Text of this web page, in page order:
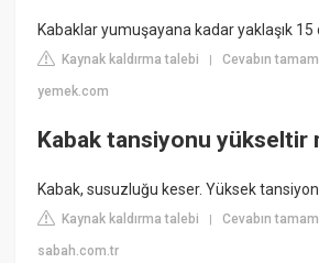
Kabaklar yumuşayana kadar yaklaşık
Kaynak kaldırma talebi |Cevabın
yemek.com
Kabak tansiyonu yükseltir
Kabak, susuzluğu keser. Yüksek
Kaynak kaldırma talebi |Cevabın
sabah.com.tr